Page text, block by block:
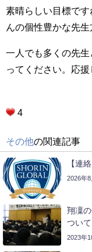
素晴らしい目標で
んの個性豊かな先生
一人でも多くの先
ってください。応援
4
その他の関連記事
【連
2026年8
翔凜
ついて
2023年